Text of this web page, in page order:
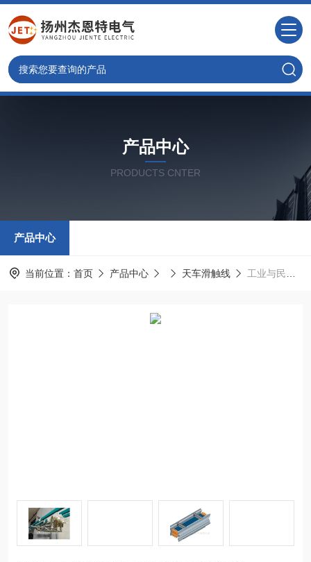
产品中心
PRODUCTS CNTER
产品中心
当前位置： 首页 产品中心 天车滑触线 工业与民用设施电气控制共箱母线